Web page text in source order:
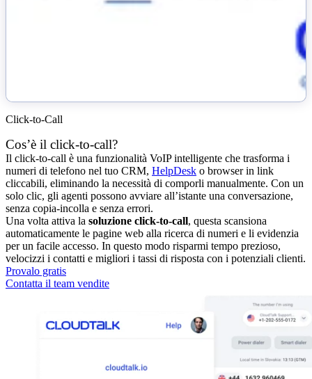
Click-to-Call
Cos’è il click-to-call?
Il click-to-call è una funzionalità VoIP intelligente che trasforma i
numeri di telefono nel tuo CRM, HelpDesk o browser in link
cliccabili, eliminando la necessità di comporli manualmente. Con un
solo clic, gli agenti possono avviare all’istante una conversazione,
senza copia-incolla e senza errori.
Una volta attiva la soluzione click-to-call, questa scansiona
automaticamente le pagine web alla ricerca di numeri e li evidenzia
per un facile accesso. In questo modo risparmi tempo prezioso,
velocizzi i contatti e migliori i tassi di risposta con i potenziali clienti.
Provalo gratis
Contatta il team vendite